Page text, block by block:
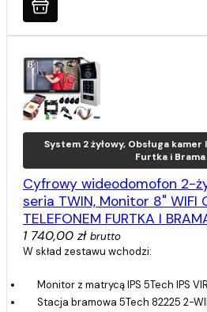
System 2 żyłowy, Obsługa
Furtka i Brama
Cyfrowy wideodomofon 2-
seria TWIN, Monitor 8" WIFI
TELEFONEM FURTKA I
1 740,00 zł brutto
W skład zestawu wchodzi:
Monitor z matrycą IPS 5Tech IPS
Stacja bramowa 5Tech 82225 2-